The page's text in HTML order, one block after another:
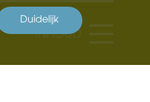
INHOUD
Duidelijk